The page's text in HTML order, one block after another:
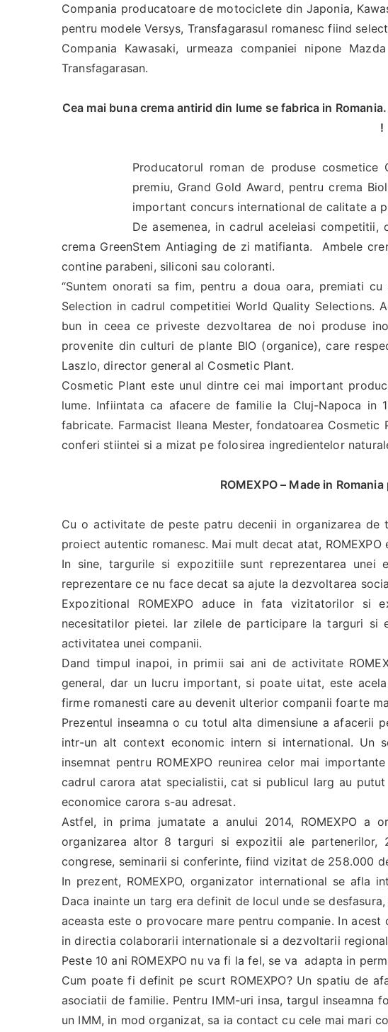
Compania producatoare de motociclete din Japonia,
pentru modele Versys, Transfagarasul romanesc fiind
Compania Kawasaki, urmeaza companiei nipone
Transfagarasan.
Cea mai buna crema antirid din lume se fabrica in
!
Producatorul roman de produse
premiu, Grand Gold Award, pentru crema
important concurs international de calitate a
De asemenea, in cadrul aceleiasi
crema GreenStem Antiaging de zi matifianta. Ambele
contine parabeni, siliconi sau coloranti.
“Suntem onorati sa fim, pentru a doua oara, premiati
Selection in cadrul competitiei World Quality Selections.
bun in ceea ce priveste dezvoltarea de noi produse
provenite din culturi de plante BIO (organice), care
Laszlo, director general al Cosmetic Plant.
Cosmetic Plant este unul dintre cei mai important
lume. Infiintata ca afacere de familie la Cluj-Napoca in
fabricate. Farmacist Ileana Mester, fondatoarea
conferi stiintei si a mizat pe folosirea ingredientelor
ROMEXPO – Made in
Cu o activitate de peste patru decenii in organizarea de
proiect autentic romanesc. Mai mult decat atat,
In sine, targurile si expozitiile sunt reprezentarea
reprezentare ce nu face decat sa ajute la dezvoltarea
Expozitional ROMEXPO aduce in fata vizitatorilor si
necesitatilor pietei. Iar zilele de participare la targuri si
activitatea unei companii.
Dand timpul inapoi, in primii sai ani de activitate
general, dar un lucru important, si poate uitat, este
firme romanesti care au devenit ulterior companii foarte
Prezentul inseamna o cu totul alta dimensiune a afacerii
intr-un alt context economic intern si international. Un
insemnat pentru ROMEXPO reunirea celor mai
cadrul carora atat specialistii, cat si publicul larg au
economice carora s-au adresat.
Astfel, in prima jumatate a anului 2014, ROMEXPO
organizarea altor 8 targuri si expozitii ale
congrese, seminarii si conferinte, fiind vizitat de 258.000
In prezent, ROMEXPO, organizator international se afla
Daca inainte un targ era definit de locul unde se
aceasta este o provocare mare pentru companie. In
in directia colaborarii internationale si a dezvoltarii
Peste 10 ani ROMEXPO nu va fi la fel, se va adapta in
Cum poate fi definit pe scurt ROMEXPO? Un spatiu de
asociatii de familie. Pentru IMM-uri insa, targul inseamna
un IMM, in mod organizat, sa ia contact cu cele mai mari